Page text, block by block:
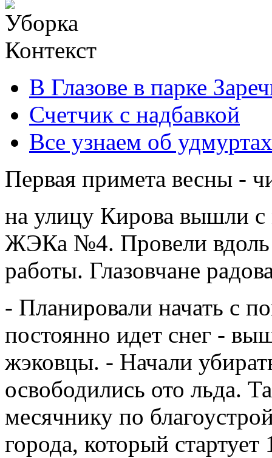
Контекст
В Глазове в парке
Счетчик с надбавкой
Все узнаем об удмуртах
Первая примета весны -
на улицу Кирова вышли с
ЖЭКа №4. Провели вдоль
работы. Глазовчане
- Планировали начать с
постоянно идет снег -
жэковцы. - Начали
освободились ото льда.
месячнику по
города, который стартует